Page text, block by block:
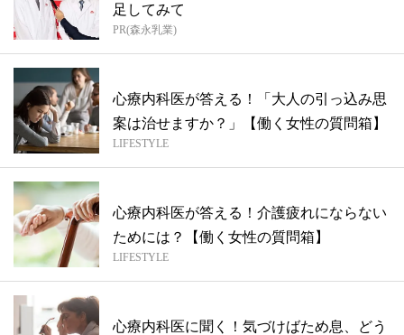
足してみて
PR(森永乳業)
心療内科医が答える！「大人の引っ込み思
案は治せますか？」【働く女性の質問箱】
LIFESTYLE
心療内科医が答える！介護疲れにならない
ためには？【働く女性の質問箱】
LIFESTYLE
心療内科医に聞く！気づけばため息、どう